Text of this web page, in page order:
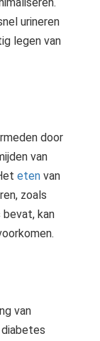
urineren
legen van
door
van
eten van
zoals
kan
van